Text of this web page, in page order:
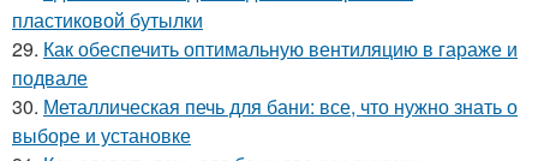
пластиковой бутылки
29. Как обеспечить оптимальную вентиляцию в гараже и
подвале
30. Металлическая печь для бани: все, что нужно знать о
выборе и установке